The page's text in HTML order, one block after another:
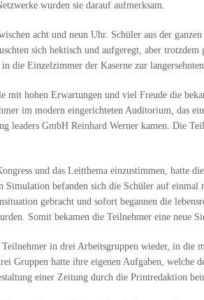
wurden sie darauf aufmerksam.
acht und neun Uhr. Schüler aus der
sich hektisch und aufgeregt, aber
die Einzelzimmer der Kaserne zur
mit hohen Erwartungen und viel Freude die
im modern eingerichteten Auditorium, das
leaders GmbH Reinhard Werner kamen. Die
und das Leitthema einzustimmen, hatte
Simulation befanden sich die Schüler auf
gebracht und sofort begannen die
Somit bekamen die Teilnehmer eine neue
in drei Arbeitsgruppen wieder, in die
Gruppen hatte ihre eigenen Aufgaben,
einer Zeitung durch die Printredaktion